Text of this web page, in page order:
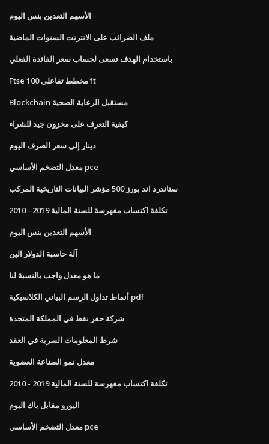
الأسهم التعدين بنس اليوم
ملف الضرائب على الانترنت السنوات الماضية
باستخدام الهدف تسعى لحساب سعر الفائدة الفعلي
Ftse 100 مخطط تفاعلي ft
Blockchain مستقبل الرعاية الصحية
كيفية التعرف على مخزون جيد للشراء
دينار إلى سعر الصرف اليوم
معدل التضخم الأساسي pce
ستاندرد اند بورز 500 مؤشر البيانات التاريخية المركب
تكلفة اكتساب مفهرسة للسنة المالية 2019 - 2010
الأسهم التعدين بنس اليوم
آلة حاسبة الدولار الين
ما هو معدل واجب بالنسبة لنا
أنماط تداول الرسم البياني الكلاسيكية pdf
شركة حفر نفط في المملكة المتحدة
شرط المعلومات السرية في العقد
معدل نمو الصناعة العضوية
تكلفة اكتساب مفهرسة للسنة المالية 2019 - 2010
اليورو مقابل باك اليوم
معدل التضخم الأساسي pce